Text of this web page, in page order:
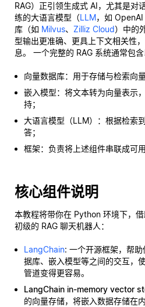
RAG）正引领生成式 AI，尤其是对
练的大语言模型（LLM，如
库（如 Milvus、 Zilliz Cloud）中的
型输出更准确、更具上下文相关性
息。 一个完整的 RAG 系统通常包含
向量数据库：用于存储与检索向
嵌入模型：将文本转为向量表示
持；
大语言模型（LLM）：根据检索
答；
框架：负责将上述组件串联成可用
核心组件说明
本教程将带你在 Python 环境下，
初级的 RAG 聊天机器人：
LangChain: 一个开源框架，帮
据库、嵌入模型等之间的交互，
管道变得更容易。
LangChain in-memory vector
的向量存储，将嵌入数据存储在